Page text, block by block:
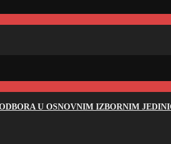
U OSNOVNIM IZBORNIM